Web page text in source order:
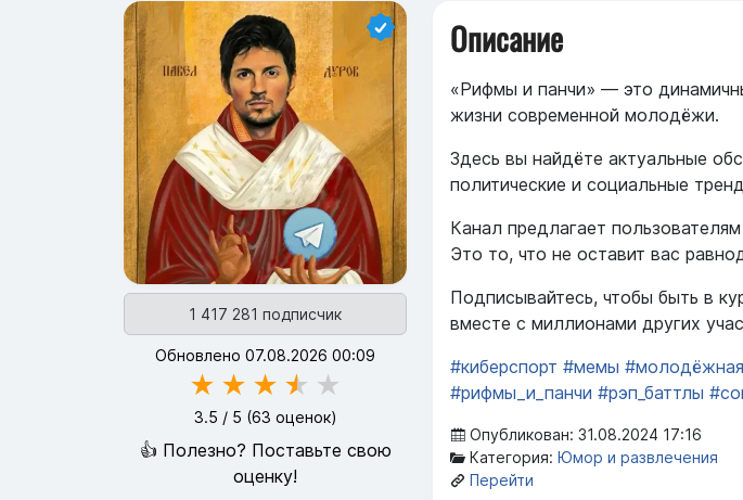
1 417 281 подписчик
Обновлено 07.08.2026 00:09
★ ★ ★ ★ ★
3.5 / 5 (63 оценок)
👍 Полезно? Поставьте свою
оценку!
Описание
«Рифмы и панчи» — это
жизни современной молодёжи.
Здесь вы найдёте актуальные
политические и социальные
Канал предлагает
Это то, что не оставит вас
Подписывайтесь, чтобы быть в
вместе с миллионами других
#киберспорт #мемы
#рифмы_и_панчи #рэп_баттлы
Опубликован: 31.08.2024 17:16
Категория: Юмор и развлечения
Перейти